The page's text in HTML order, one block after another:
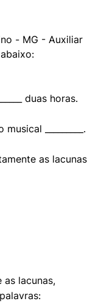
- MG - Auxiliar
duas horas.
_________.
as lacunas
as lacunas,